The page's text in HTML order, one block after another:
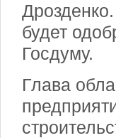
будет
Госдуму.
Глава